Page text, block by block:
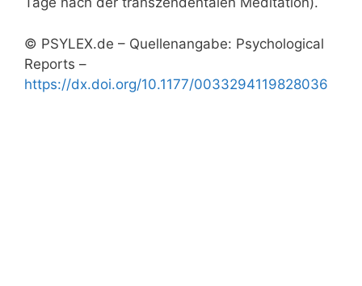
© PSYLEX.de – Quellenangabe: Psychological
Reports –
https://dx.doi.org/10.1177/0033294119828036